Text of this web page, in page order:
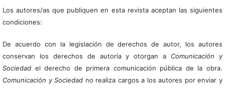
Los autores/as que publiquen en esta revista aceptan las siguientes
condiciones:
De acuerdo con la legislación de derechos de autor, los autores
conservan los derechos de autoría y otorgan a Comunicación y
Sociedadel derecho de primera comunicación pública de la obra.
Comunicación y Sociedad no realiza cargos a los autores por enviar y